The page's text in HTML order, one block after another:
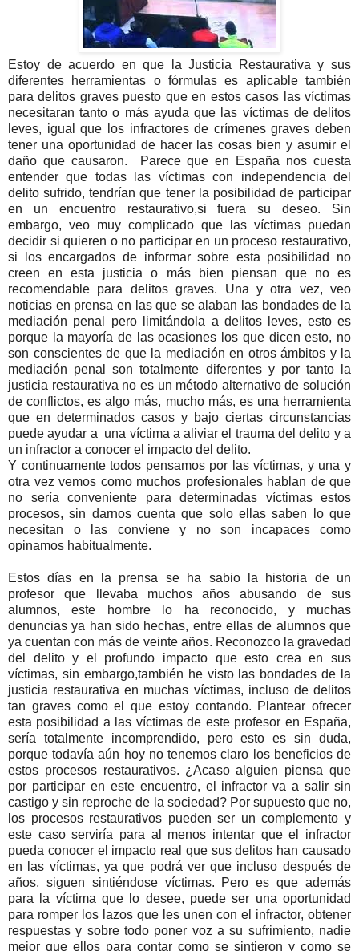
Estoy de acuerdo en que la Justicia Restaurativa y sus
diferentes herramientas o fórmulas es aplicable también
para delitos graves puesto que en estos casos las víctimas
necesitaran tanto o más ayuda que las víctimas de delitos
leves, igual que los infractores de crímenes graves deben
tener una oportunidad de hacer las cosas bien y asumir el
daño que causaron. Parece que en España nos cuesta
entender que todas las víctimas con independencia del
delito sufrido, tendrían que tener la posibilidad de participar
en un encuentro restaurativo,si fuera su deseo. Sin
embargo, veo muy complicado que las víctimas puedan
decidir si quieren o no participar en un proceso restaurativo,
si los encargados de informar sobre esta posibilidad no
creen en esta justicia o más bien piensan que no es
recomendable para delitos graves. Una y otra vez, veo
noticias en prensa en las que se alaban las bondades de la
mediación penal pero limitándola a delitos leves, esto es
porque la mayoría de las ocasiones los que dicen esto, no
son conscientes de que la mediación en otros ámbitos y la
mediación penal son totalmente diferentes y por tanto la
justicia restaurativa no es un método alternativo de solución
de conflictos, es algo más, mucho más, es una herramienta
que en determinados casos y bajo ciertas circunstancias
puede ayudar a una víctima a aliviar el trauma del delito y a
un infractor a conocer el impacto del delito.
Y continuamente todos pensamos por las víctimas, y una y
otra vez vemos como muchos profesionales hablan de que
no sería conveniente para determinadas víctimas estos
procesos, sin darnos cuenta que solo ellas saben lo que
necesitan o las conviene y no son incapaces como
opinamos habitualmente.
Estos días en la prensa se ha sabio la historia de un
profesor que llevaba muchos años abusando de sus
alumnos, este hombre lo ha reconocido, y muchas
denuncias ya han sido hechas, entre ellas de alumnos que
ya cuentan con más de veinte años. Reconozco la gravedad
del delito y el profundo impacto que esto crea en sus
víctimas, sin embargo,también he visto las bondades de la
justicia restaurativa en muchas víctimas, incluso de delitos
tan graves como el que estoy contando. Plantear ofrecer
esta posibilidad a las víctimas de este profesor en España,
sería totalmente incomprendido, pero esto es sin duda,
porque todavía aún hoy no tenemos claro los beneficios de
estos procesos restaurativos. ¿Acaso alguien piensa que
por participar en este encuentro, el infractor va a salir sin
castigo y sin reproche de la sociedad? Por supuesto que no,
los procesos restaurativos pueden ser un complemento y
este caso serviría para al menos intentar que el infractor
pueda conocer el impacto real que sus delitos han causado
en las víctimas, ya que podrá ver que incluso después de
años, siguen sintiéndose víctimas. Pero es que además
para la víctima que lo desee, puede ser una oportunidad
para romper los lazos que les unen con el infractor, obtener
respuestas y sobre todo poner voz a su sufrimiento, nadie
mejor que ellos para contar como se sintieron y como se